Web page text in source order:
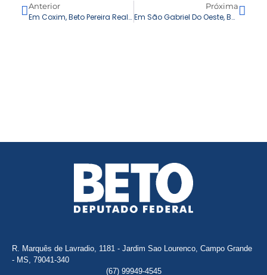
Anterior
Em Coxim, Beto Pereira Realiza Entregas De Emendas E Firma Compromisso Com Prefeito E Vereadores Para Mais Investimentos
Próxima
Em São Gabriel Do Oeste, Beto Pereira Entrega Equipamentos À Saúde E Obras E Valoriza O Papel Das Lideranças Nos Avanços Do Município
R. Marquês de Lavradio, 1181 - Jardim Sao Lourenco, Campo Grande
- MS, 79041-340
(67) 99949-4545